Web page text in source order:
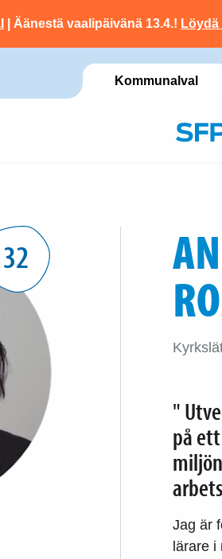
| Äänestä vaalipäivänä 13.4.!
Kommunalval
32
"
på
Jag är
lärare